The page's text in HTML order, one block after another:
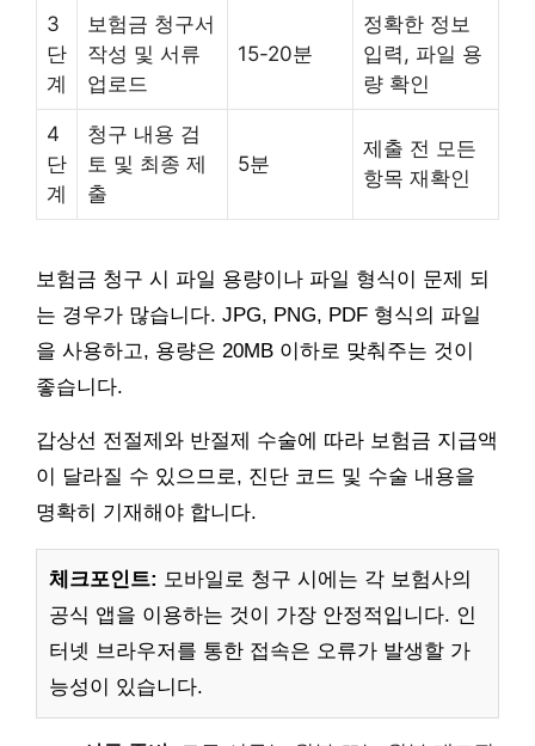
3
단
계
보험금 청구서
작성 및 서류
업로드
15-20분
정확한 정보
입력, 파일 용
량 확인
4
단
계
청구 내용 검
토 및 최종 제
출
5분
제출 전 모든
항목 재확인
보험금 청구 시 파일 용량이나 파일 형식이 문제 되
는 경우가 많습니다. JPG, PNG, PDF 형식의 파일
을 사용하고, 용량은 20MB 이하로 맞춰주는 것이
좋습니다.
갑상선 전절제와 반절제 수술에 따라 보험금 지급액
이 달라질 수 있으므로, 진단 코드 및 수술 내용을
명확히 기재해야 합니다.
체크포인트: 모바일로 청구 시에는 각 보험사의
공식 앱을 이용하는 것이 가장 안정적입니다. 인
터넷 브라우저를 통한 접속은 오류가 발생할 가
능성이 있습니다.